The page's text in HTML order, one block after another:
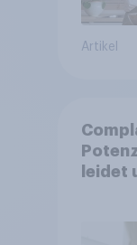
Artikel
leidet